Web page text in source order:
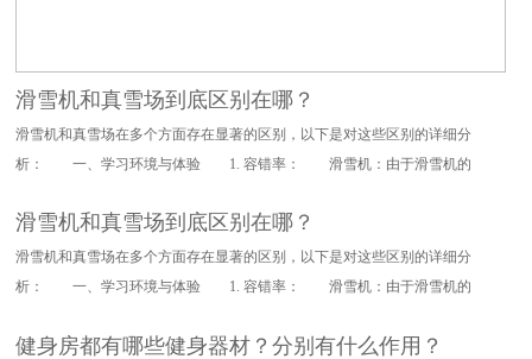
滑雪机和真雪场到底区别在哪？
雪机和真雪场在多个方面存在显著的区别，以下是对这些区别的详细分
析： 一、学习环境与体验 1. 容错率： 滑雪机：由于滑雪机的
滑雪机和真雪场到底区别在哪？
雪机和真雪场在多个方面存在显著的区别，以下是对这些区别的详细分
析： 一、学习环境与体验 1. 容错率： 滑雪机：由于滑雪机的
健身房都有哪些健身器材？分别有什么作用？